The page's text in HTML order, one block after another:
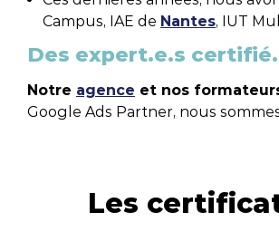
Campus, IAE de Nantes, IUT
Des expert.e.s
Notre agence et nos
Google Ads Partner, nous
Les